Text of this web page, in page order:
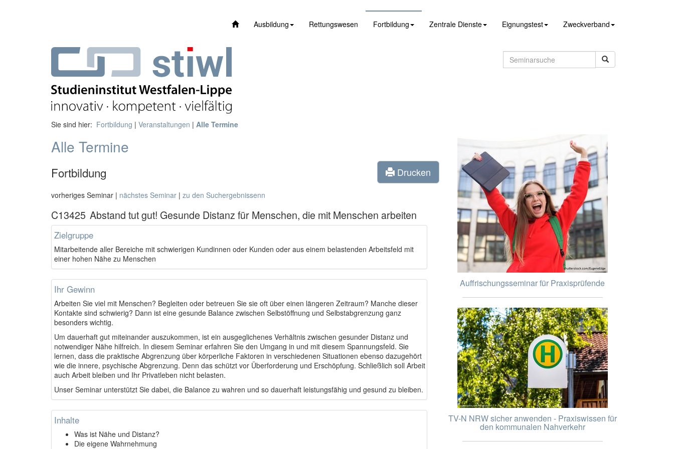
Ausbildung Rettungswesen Fortbildung Zentrale Dienste Eignungstest Zweckverband
Sie sind hier: Fortbildung | Veranstaltungen | Alle Termine
Alle Termine
Fortbildung Drucken
vorheriges Seminar | nächstes Seminar | zu den Suchergebnissenn
C13425 Abstand tut gut! Gesunde Distanz für Menschen, die mit Menschen arbeiten
Zielgruppe
Mitarbeitende aller Bereiche mit schwierigen Kundinnen oder Kunden oder aus einem belastenden Arbeitsfeld mit
einer hohen Nähe zu Menschen
Ihr Gewinn
Arbeiten Sie viel mit Menschen? Begleiten oder betreuen Sie sie oft über einen längeren Zeitraum? Manche dieser
Kontakte sind schwierig? Dann ist eine gesunde Balance zwischen Selbstöffnung und Selbstabgrenzung ganz
besonders wichtig.
Um dauerhaft gut miteinander auszukommen, ist ein ausgeglichenes Verhältnis zwischen gesunder Distanz und
notwendiger Nähe hilfreich. In diesem Seminar erfahren Sie den Umgang in und mit diesem Spannungsfeld. Sie
lernen, dass die praktische Abgrenzung über körperliche Faktoren in verschiedenen Situationen ebenso dazugehört
wie die innere, psychische Abgrenzung. Denn das schützt vor Überforderung und Erschöpfung. Schließlich soll Arbeit
auch Arbeit bleiben und Ihr Privatleben nicht belasten.
Unser Seminar unterstützt Sie dabei, die Balance zu wahren und so dauerhaft leistungsfähig und gesund zu bleiben.
Inhalte
Was ist Nähe und Distanz?
Die eigene Wahrnehmung
Auffrischungsseminar für Praxisprüfende
TV-N NRW sicher anwenden - Praxiswissen für
den kommunalen Nahverkehr